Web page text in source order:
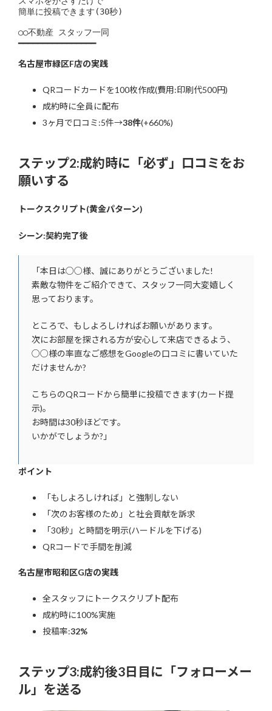
簡単に投稿できます(30秒)
○○不動産 スタッフ一同
━━━━━━━━━━━━━━━━
名古屋市緑区F店の実践
QRコードカードを100枚作成(費用:印刷代500円)
成約時に全員に配布
3ヶ月で口コミ:5件→38件(+660%)
ステップ2:成約時に「必ず」口コミをお
願いする
トークスクリプト(黄金パターン)
シーン:契約完了後
「本日は○○様、誠にありがとうございました!
素敵な物件をご紹介できて、スタッフ一同大変嬉しく
思っております。
ところで、もしよろしければお願いがあります。
次にお部屋を探される方が安心して来店できるよう、
○○様の率直なご感想をGoogleの口コミに書いていた
だけませんか?
こちらのQRコードから簡単に投稿できます(カード提
示)。
お時間は30秒ほどです。
いかがでしょうか?」
ポイント
「もしよろしければ」と強制しない
「次のお客様のため」と社会貢献を訴求
「30秒」と時間を明示(ハードルを下げる)
QRコードで手間を削減
名古屋市昭和区G店の実践
全スタッフにトークスクリプト配布
成約時に100%実施
投稿率:32%
ステップ3:成約後3日目に「フォローメー
ル」を送る